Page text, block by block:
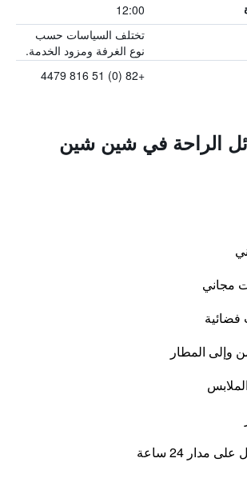
12:00
تختلف السياسات حسب
نوع الغرفة ومزود الخدمة.
+82 (0) 51 816 4479
الراحة في شين شين
مجاني
فضائية
وإلى المطار
مدار 24 ساعة